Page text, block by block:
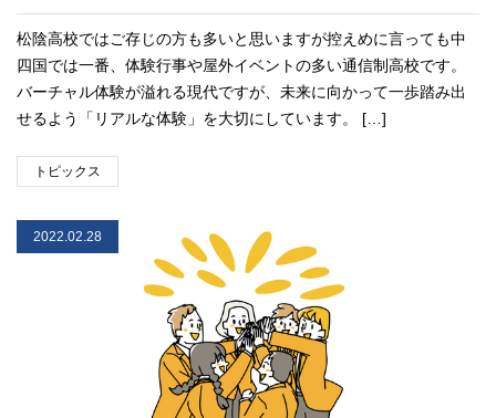
松陰高校ではご存じの方も多いと思いますが控えめに言っても中
四国では一番、体験行事や屋外イベントの多い通信制高校です。
バーチャル体験が溢れる現代ですが、未来に向かって一歩踏み出
せるよう「リアルな体験」を大切にしています。 […]
トピックス
2022.02.28